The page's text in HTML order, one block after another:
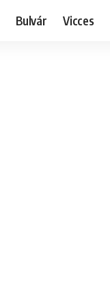
Bulvár Vicces